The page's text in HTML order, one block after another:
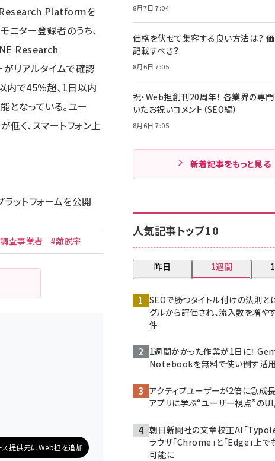
Research Platformを
ニター登録者のうち、
Research
リアルタイムで確認
内で45％超、1日以内
なっている。ユー
く、スマートフォン上
ットフォームを公開
査事業者 #離脱率
ス提供元にWeb担を追加
8月7日 7:04
価格を伏せて集客する良い方法は？
記載すべき？
8月6日 7:05
祝・Web担創刊20周年！ 各業界の専
いたお祝いコメント（SEO編）
8月6日 7:05
新着記事をもっと見る
人気記事トップ10
昨日 1週間
SEOで勝つタイトル付けの法則と
グルから評価され、流入数を増や
件
1週間かかった作業が1日に！
Notebookを無料で使い倒す活
アクティブユーザーが2倍に急成
アプリに学ぶ“ユーザー視点”の
朝日新聞社の文章校正AI「
ラウザ「Chrome」と「Edge」上
可能に